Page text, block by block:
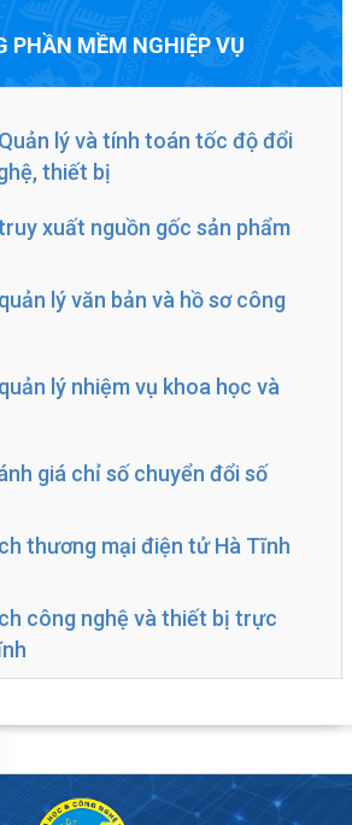
PHẦN MỀM NGHIỆP VỤ
lý và tính toán tốc độ đổi
thiết bị
xuất nguồn gốc sản phẩm
lý văn bản và hồ sơ công
lý nhiệm vụ khoa học và
giá chỉ số chuyển đổi số
thương mại điện tử Hà Tĩnh
công nghệ và thiết bị trực